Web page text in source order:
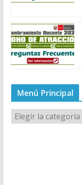
Menú Principal
M